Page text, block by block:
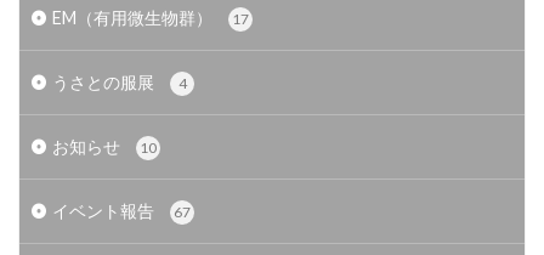
EM（有用微生物群） 17
うさとの服展 4
お知らせ 10
イベント報告 67